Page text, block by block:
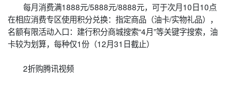
每月消费满1888元/5888元/8888元，可于次月10日10点
在相应消费专区使用积分兑换：指定商品（油卡/实物礼品），
名额有限活动入口：建行积分商城搜索“4月”等关键字搜索，油
卡较为划算，每种仅1份（12月31日截止）
2折购腾讯视频